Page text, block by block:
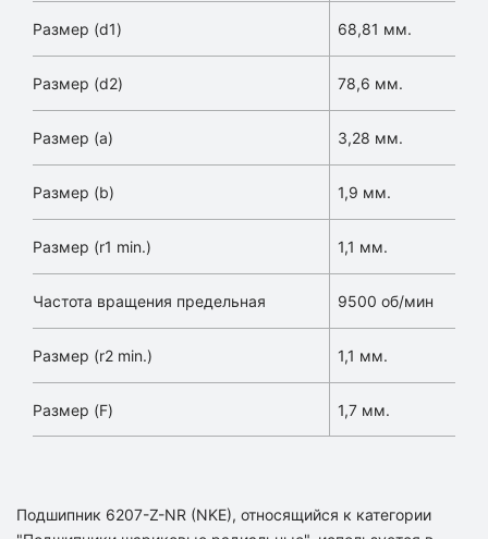
Размер (d1) 68,81 мм.
Размер (d2) 78,6 мм.
Размер (a) 3,28 мм.
Размер (b) 1,9 мм.
Размер (r1 min.) 1,1 мм.
Частота вращения предельная 9500 об/мин
Размер (r2 min.) 1,1 мм.
Размер (F) 1,7 мм.
Подшипник 6207-Z-NR (NKE), относящийся к категории